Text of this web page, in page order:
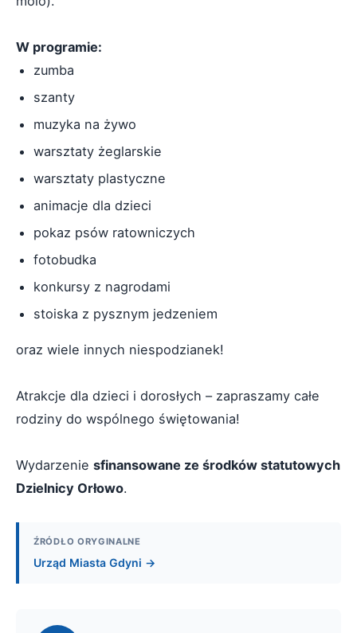
W programie:
zumba
szanty
muzyka na żywo
warsztaty żeglarskie
warsztaty plastyczne
animacje dla dzieci
pokaz psów ratowniczych
fotobudka
konkursy z nagrodami
stoiska z pysznym jedzeniem
oraz wiele innych niespodzianek!
Atrakcje dla dzieci i dorosłych – zapraszamy całe
rodziny do wspólnego świętowania!
Wydarzenie sfinansowane ze środków statutowych
Dzielnicy Orłowo.
ŹRÓDŁO ORYGINALNE
Urząd Miasta Gdyni →